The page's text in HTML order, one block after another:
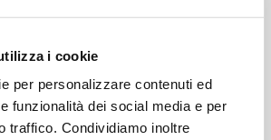
i cookie
per personalizzare contenuti ed
funzionalità dei social media e per
traffico. Condividiamo inoltre
a rendere la propria applicazione
dichiarazione di accessibilità si applica
Torino Airport.